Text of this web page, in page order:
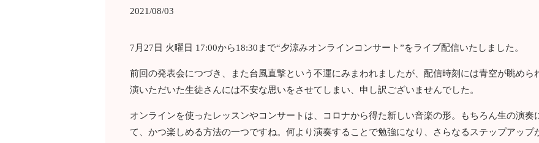
2021/08/03
7月27日 火曜日 17:00から18:30まで“夕涼みオンラインコンサート”をライブ配信いたしました。
前回の発表会につづき、また台風直撃という不運にみまわれましたが、配信時刻には青空が眺めら
演いただいた生徒さんには不安な思いをさせてしまい、申し訳ございませんでした。
オンラインを使ったレッスンやコンサートは、コロナから得た新しい音楽の形。もちろん生の演奏
て、かつ楽しめる方法の一つですね。何より演奏することで勉強になり、さらなるステップアップ